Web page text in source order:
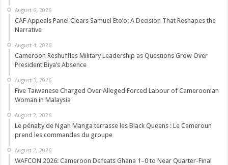
August 6, 2026
CAF Appeals Panel Clears Samuel Eto’o: A Decision That Reshapes the
Narrative
August 4, 2026
Cameroon Reshuffles Military Leadership as Questions Grow Over
President Biya’s Absence
August 3, 2026
Five Taiwanese Charged Over Alleged Forced Labour of Cameroonian
Woman in Malaysia
August 2, 2026
Le pénalty de Ngah Manga terrasse les Black Queens : Le Cameroun
prend les commandes du groupe
August 2, 2026
WAFCON 2026: Cameroon Defeats Ghana 1–0 to Near Quarter-Final